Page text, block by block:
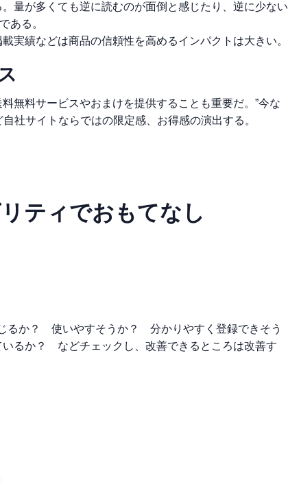
量が多くても逆に読むのが面倒と感じたり、逆に少ない
ある。
実績などは商品の信頼性を高めるインパクトは大きい。
無料サービスやおまけを提供することも重要だ。”今な
社サイトならではの限定感、お得感の演出する。
ティでおもてなし
るか？ 使いやすそうか？ 分かりやすく登録できそう
るか？ などチェックし、改善できるところは改善す